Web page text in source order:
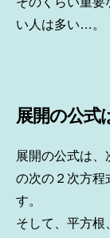
い人は多い…。
展開の公式
展開の公式は
の次の２次方程
す。
そして、平方根